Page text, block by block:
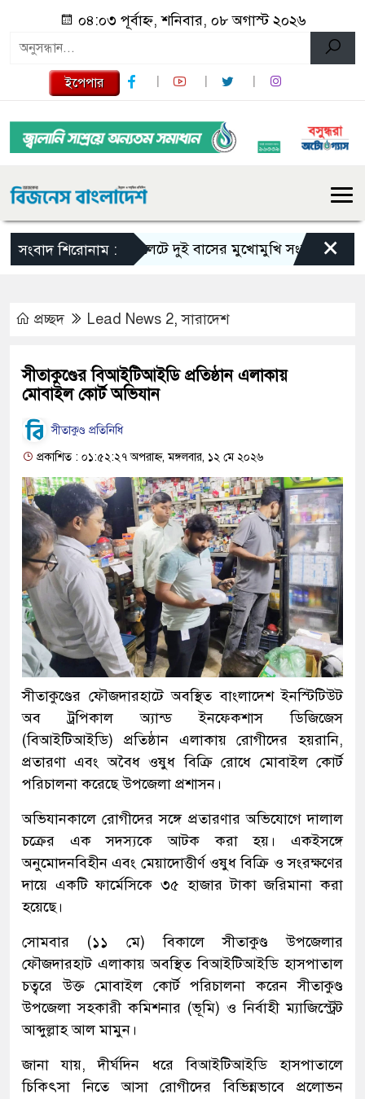
০৪:০৩ পূর্বাহ্ন, শনিবার, ০৮ অগাস্ট ২০২৬
ইপেপার
সংবাদ শিরোনাম :সিলেটে দুই বাসের মুখোমুখি সংঘর্ষে নিহত বেড়ে ৯
×
প্রচ্ছদ Lead News 2,সারাদেশ
সীতাকুণ্ডের বিআইটিআইডি প্রতিষ্ঠান এলাকায়
মোবাইল কোর্ট অভিযান
সীতাকুণ্ড প্রতিনিধি
প্রকাশিত : ০১:৫২:২৭ অপরাহ্ন, মঙ্গলবার, ১২ মে ২০২৬
সীতাকুণ্ডের ফৌজদারহাটে অবস্থিত বাংলাদেশ ইনস্টিটিউট
অব ট্রপিকাল অ্যান্ড ইনফেকশাস ডিজিজেস
(বিআইটিআইডি) প্রতিষ্ঠান এলাকায় রোগীদের হয়রানি,
প্রতারণা এবং অবৈধ ওষুধ বিক্রি রোধে মোবাইল কোর্ট
পরিচালনা করেছে উপজেলা প্রশাসন।
অভিযানকালে রোগীদের সঙ্গে প্রতারণার অভিযোগে দালাল
চক্রের এক সদস্যকে আটক করা হয়। একইসঙ্গে
অনুমোদনবিহীন এবং মেয়াদোত্তীর্ণ ওষুধ বিক্রি ও সংরক্ষণের
দায়ে একটি ফার্মেসিকে ৩৫ হাজার টাকা জরিমানা করা
হয়েছে।
সোমবার (১১ মে) বিকালে সীতাকুণ্ড উপজেলার
ফৌজদারহাট এলাকায় অবস্থিত বিআইটিআইডি হাসপাতাল
চত্বরে উক্ত মোবাইল কোর্ট পরিচালনা করেন সীতাকুণ্ড
উপজেলা সহকারী কমিশনার (ভূমি) ও নির্বাহী ম্যাজিস্ট্রেট
আব্দুল্লাহ আল মামুন।
জানা যায়, দীর্ঘদিন ধরে বিআইটিআইডি হাসপাতালে
চিকিৎসা নিতে আসা রোগীদের বিভিন্নভাবে প্রলোভন